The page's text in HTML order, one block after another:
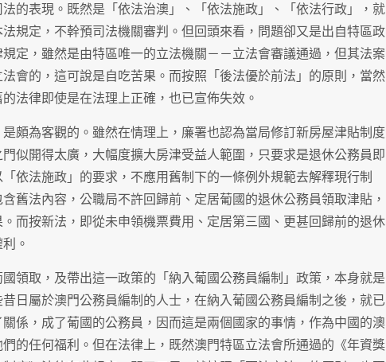
的表現。既然是「依法治澳」、「依法施政」、「依法行政」，就
規定，不幹預司法機關審判。但回頭來看，問題卻又是出自特區政
定，雖然是由特區唯一的立法機關－－立法會審議通過，但其法案
會的，這可說是自吃苦果。而按照「後法優於前法」的原則，當然
法律即使是在法理上正確，也已宣佈失效。
頗為客觀的。雖然在情理上，廉署也認為當局修訂新房屋津貼制度
似開得太廣，大幅度擴大房津受益人範圍，只要求是退休公務員即
依法施政」的要求，不應用舊制下的一條例外規範去解釋現行制
舊法內容，公職局不許回歸前、定居葡國的退休公務員領取津貼，
而按新法，即從未申領機票費用、定居第三國、更甚回歸前的退休
。
領取，及帶出這一政策的「納入葡國公務員編制」政策，本身就是
日屬於澳門公務員編制的人士，在納入葡國公務員編制之後，就已
係，成了葡國的公務員，因而這是兩個國家的事情，作為中國的澳
的任何福利。但在法律上，既然澳門特區立法會所通過的《年資獎